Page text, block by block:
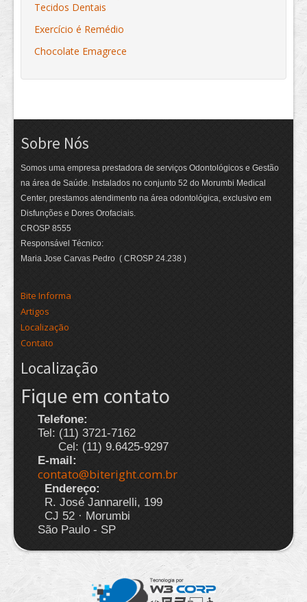
Tecidos Dentais
Exercício é Remédio
Chocolate Emagrece
Sobre Nós
Somos uma empresa prestadora de serviços Odontológicos e Gestão
na área de Saúde. Instalados no conjunto 52 do Morumbi Medical
Center, prestamos atendimento na área odontológica, exclusivo em
Disfunções e Dores Orofaciais.
CROSP 8555
Responsável Técnico:
Maria Jose Carvas Pedro ( CROSP 24.238 )
Bite Informa
Artigos
Localização
Contato
Localização
Fique em contato
Telefone:
Tel: (11) 3721-7162
Cel: (11) 9.6425-9297
E-mail:
contato@biteright.com.br
Endereço:
R. José Jannarelli, 199
CJ 52 · Morumbi
São Paulo - SP